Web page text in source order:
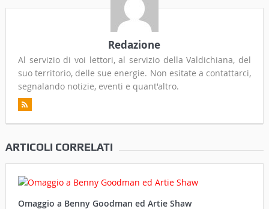
Redazione
Al servizio di voi lettori, al servizio della Valdichiana, del
suo territorio, delle sue energie. Non esitate a contattarci,
segnalando notizie, eventi e quant'altro.
ARTICOLI CORRELATI
Omaggio a Benny Goodman ed Artie Shaw